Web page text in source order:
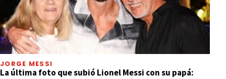
JORGE MESSI
La última foto que subió Lionel Messi con su papá: